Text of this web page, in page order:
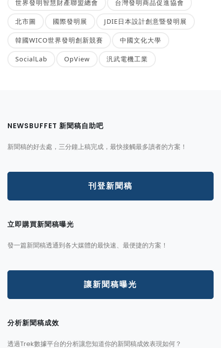
世界發明智慧財產聯盟總會 台灣發明商品促進協會
北市圖 國際發明展 JDIE日本設計創意暨發明展
韓國WICO世界發明創新競賽 中國文化大學
SocialLab OpView 汎武電機工業
NEWSBUFFET 新聞稿自助吧
新聞稿的好去處，三分鐘上稿完成，最快接觸最多讀者的方案！
刊登新聞稿
立即購買新聞稿曝光
發一篇新聞稿透通到各大媒體的最快速、最便捷的方案！
讓新聞稿曝光
分析新聞稿成效
透過Trek數據平台的分析讓您知道你的新聞稿成效表現如何？